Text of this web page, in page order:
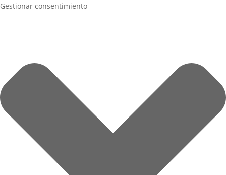
Gestionar consentimiento